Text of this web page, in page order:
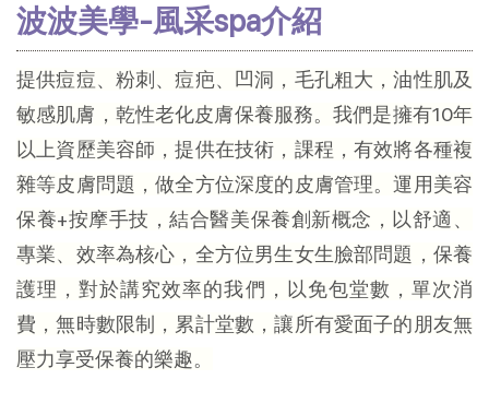
波波美學-風采spa介紹
提供痘痘、粉刺、痘疤、凹洞，毛孔粗大，油性肌及
敏感肌膚，乾性老化皮膚保養服務。我們是擁有10年
以上資歷美容師，提供在技術，課程，有效將各種複
雜等皮膚問題，做全方位深度的皮膚管理。運用美容
保養+按摩手技，結合醫美保養創新概念，以舒適、
專業、效率為核心，全方位男生女生臉部問題，保養
護理，對於講究效率的我們，以免包堂數，單次消
費，無時數限制，累計堂數，讓所有愛面子的朋友無
壓力享受保養的樂趣。